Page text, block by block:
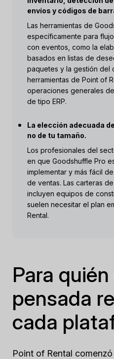
envíos y códigos de
Las herramientas de
específicamente para
con eventos, como la
basados en listas de
paquetes y la gestión del
herramientas de Point of
operaciones generales
de tipo ERP.
La elección adecuada
no de tu tamaño.
Los profesionales del
en que Goodshuffle Pro
implementar y más fácil
de ventas. Las carteras
incluyen equipos de
suelen necesitar el plan
Rental.
Para
pensada
cada
Point of Rental